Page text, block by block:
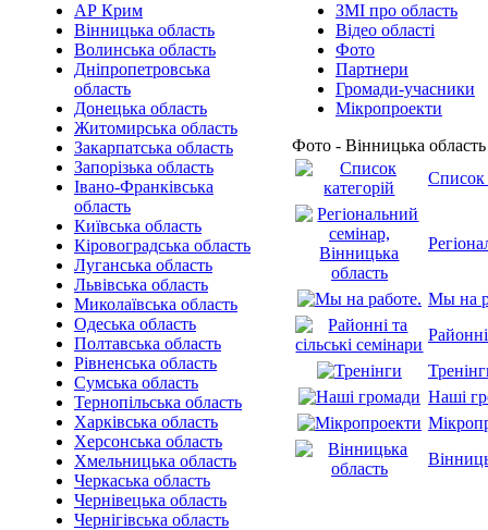
АР Крим
Вінницька область
Волинська область
Дніпропетровська
область
Донецька область
Житомирська область
Закарпатська область
Запорізька область
Івано-Франківська
область
Київська область
Кіровоградська область
Луганська область
Львівська область
Миколаївська область
Одеська область
Полтавська область
Рівненська область
Сумська область
Тернопільська область
Харківська область
Херсонська область
Хмельницька область
Черкаська область
Чернівецька область
Чернігівська область
ЗМІ про область
Відео області
Фото
Партнери
Громади-учасники
Мікропроекти
Фото - Вінницька область
Список
Мы на
Районні
Наші